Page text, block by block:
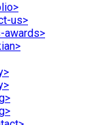
us>
awards>